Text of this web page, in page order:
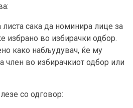
сака да номинира лице за
избрано во избирачки одбор.
како набљудувач, ќе му
член во избирачкиот одбор или
со одговор: